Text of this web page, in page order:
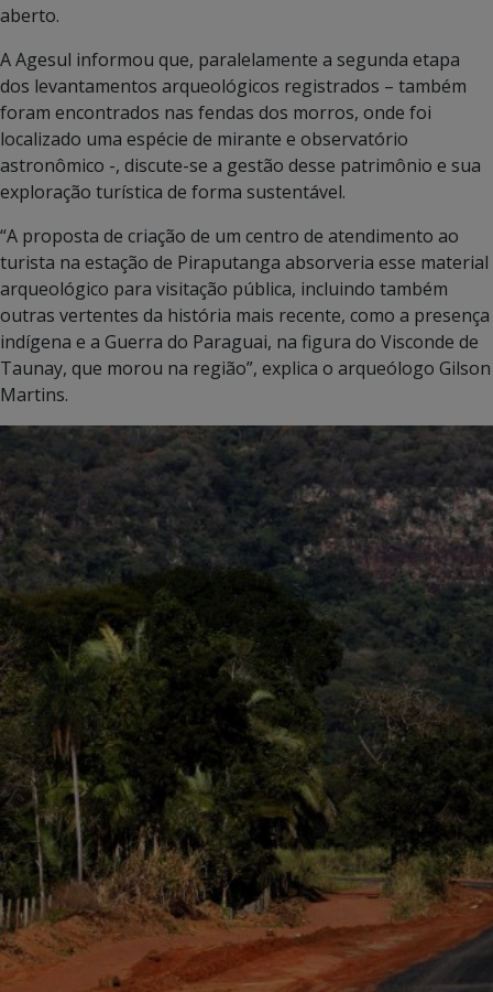
aberto.
A Agesul informou que, paralelamente a segunda etapa
dos levantamentos arqueológicos registrados – também
foram encontrados nas fendas dos morros, onde foi
localizado uma espécie de mirante e observatório
astronômico -, discute-se a gestão desse patrimônio e sua
exploração turística de forma sustentável.
“A proposta de criação de um centro de atendimento ao
turista na estação de Piraputanga absorveria esse material
arqueológico para visitação pública, incluindo também
outras vertentes da história mais recente, como a presença
indígena e a Guerra do Paraguai, na figura do Visconde de
Taunay, que morou na região”, explica o arqueólogo Gilson
Martins.